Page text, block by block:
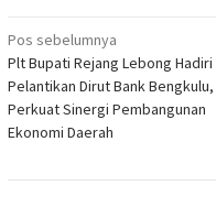
Navigasi
pos
Pos sebelumnya
Plt Bupati Rejang Lebong Hadiri
Pelantikan Dirut Bank Bengkulu,
Perkuat Sinergi Pembangunan
Ekonomi Daerah